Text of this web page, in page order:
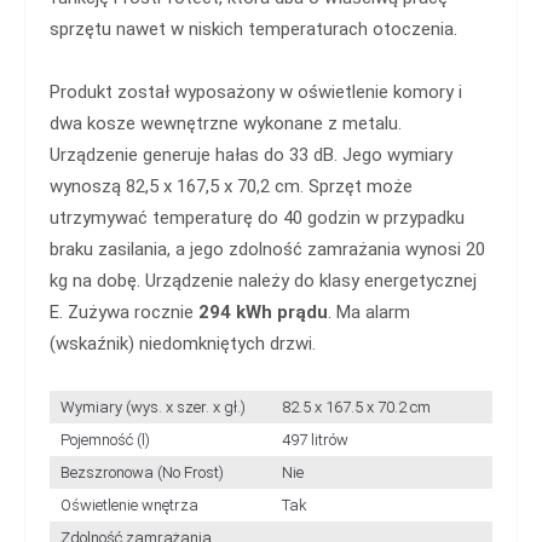
sprzętu nawet w niskich temperaturach otoczenia.
Produkt został wyposażony w oświetlenie komory i
dwa kosze wewnętrzne wykonane z metalu.
Urządzenie generuje hałas do 33 dB. Jego wymiary
wynoszą 82,5 x 167,5 x 70,2 cm. Sprzęt może
utrzymywać temperaturę do 40 godzin w przypadku
braku zasilania, a jego zdolność zamrażania wynosi 20
kg na dobę. Urządzenie należy do klasy energetycznej
E. Zużywa rocznie 294 kWh prądu. Ma alarm
(wskaźnik) niedomkniętych drzwi.
Wymiary (wys. x szer. x gł.)
82.5 x 167.5 x 70.2 cm
Pojemność (l)
497 litrów
Bezszronowa (No Frost)
Nie
Oświetlenie wnętrza
Tak
Zdolność zamrażania